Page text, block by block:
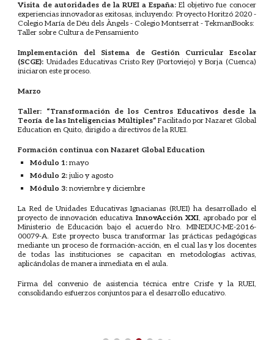
Visita de autoridades de la RUEI a España: El objetivo fue conocer
experiencias innovadoras exitosas, incluyendo: Proyecto Horitzó 2020 -
Colegio María de Déu dels Àngels - Colegio Montserrat - TekmanBooks:
Taller sobre Cultura de Pensamiento
Implementación del Sistema de Gestión Curricular Escolar
(SCGE): Unidades Educativas Cristo Rey (Portoviejo) y Borja (Cuenca)
iniciaron este proceso.
Marzo
Taller: “Transformación de los Centros Educativos desde la
Teoría de las Inteligencias Múltiples” Facilitado por Nazaret Global
Education en Quito, dirigido a directivos de la RUEI.
Formación continua con Nazaret Global Education
Módulo 1: mayo
Módulo 2: julio y agosto
Módulo 3: noviembre y diciembre
La Red de Unidades Educativas Ignacianas (RUEI) ha desarrollado el
proyecto de innovación educativa InnovAcción XXI, aprobado por el
Ministerio de Educación bajo el acuerdo Nro. MINEDUC-ME-2016-
00079-A. Este proyecto busca transformar las prácticas pedagógicas
mediante un proceso de formación-acción, en el cual las y los docentes
de todas las instituciones se capacitan en metodologías activas,
aplicándolas de manera inmediata en el aula.
Firma del convenio de asistencia técnica entre Crisfe y la RUEI,
consolidando esfuerzos conjuntos para el desarrollo educativo.